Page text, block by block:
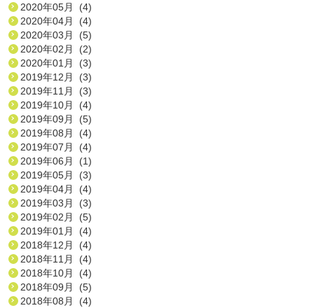
2020年05月 (4)
2020年04月 (4)
2020年03月 (5)
2020年02月 (2)
2020年01月 (3)
2019年12月 (3)
2019年11月 (3)
2019年10月 (4)
2019年09月 (5)
2019年08月 (4)
2019年07月 (4)
2019年06月 (1)
2019年05月 (3)
2019年04月 (4)
2019年03月 (3)
2019年02月 (5)
2019年01月 (4)
2018年12月 (4)
2018年11月 (4)
2018年10月 (4)
2018年09月 (5)
2018年08月 (4)